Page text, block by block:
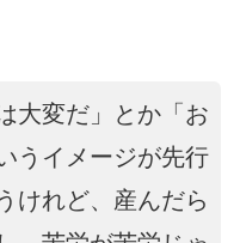
大変だ」とか「お
うイメージが先行
けれど、産んだら